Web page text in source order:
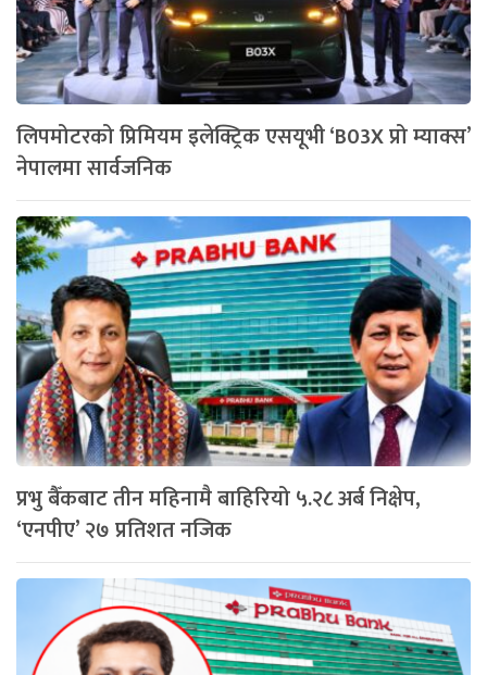
लिपमोटरको प्रिमियम इलेक्ट्रिक एसयूभी ‘B03X प्रो म्याक्स’
नेपालमा सार्वजनिक
प्रभु बैँकबाट तीन महिनामै बाहिरियो ५.२८ अर्ब निक्षेप,
‘एनपीए’ २७ प्रतिशत नजिक